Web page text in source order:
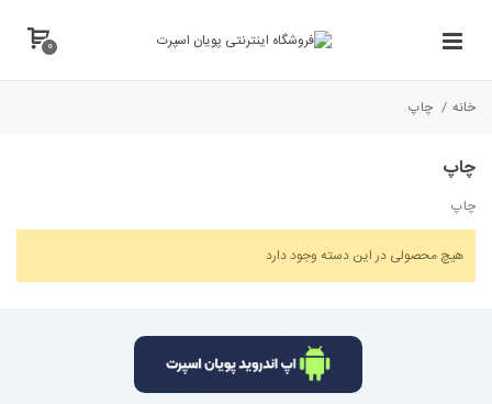
0
خانه / چاپ
چاپ
چاپ
هیچ محصولی در این دسته وجود دارد